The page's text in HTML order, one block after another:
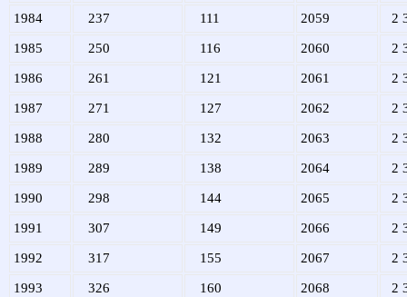
1984 237 111 2059 2
1985 250 116 2060 2
1986 261 121 2061 2
1987 271 127 2062 2
1988 280 132 2063 2
1989 289 138 2064 2
1990 298 144 2065 2
1991 307 149 2066 2
1992 317 155 2067 2
1993 326 160 2068 2